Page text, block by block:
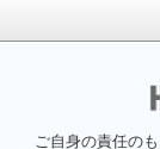
ご自身の責任の